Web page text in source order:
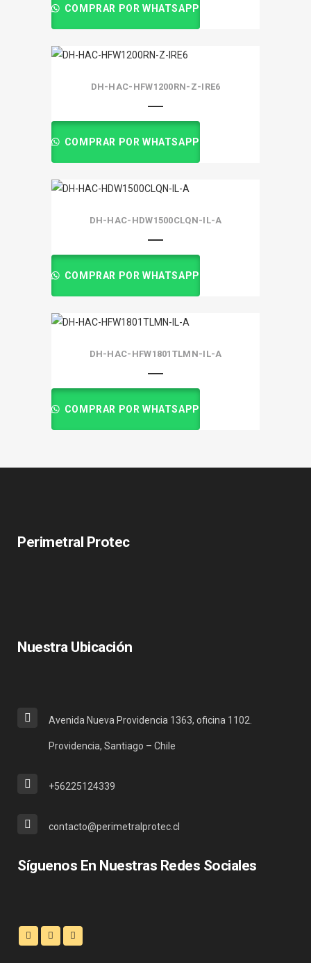
COMPRAR POR WHATSAPP
DH-HAC-HFW1200RN-Z-IRE6
COMPRAR POR WHATSAPP
DH-HAC-HDW1500CLQN-IL-A
COMPRAR POR WHATSAPP
DH-HAC-HFW1801TLMN-IL-A
COMPRAR POR WHATSAPP
Perimetral Protec
Nuestra Ubicación
Avenida Nueva Providencia 1363, oficina 1102.
Providencia, Santiago – Chile
+56225124339
contacto@perimetralprotec.cl
Síguenos En Nuestras Redes Sociales